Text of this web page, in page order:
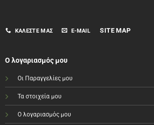
ΚΑΛΈΣΤΕ ΜΑΣ E-MAIL SITE MAP
Ο λογαριασμός μου
Οι Παραγγελίες μου
Τα στοιχεία μου
Ο λογαριασμός μου